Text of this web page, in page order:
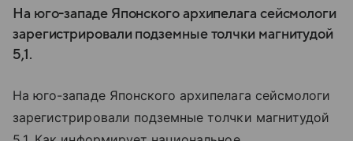
На юго-западе Японского архипелага сейсмологи
зарегистрировали подземные толчки магнитудой
5,1.
На юго-западе Японского архипелага сейсмологи
зарегистрировали подземные толчки магнитудой